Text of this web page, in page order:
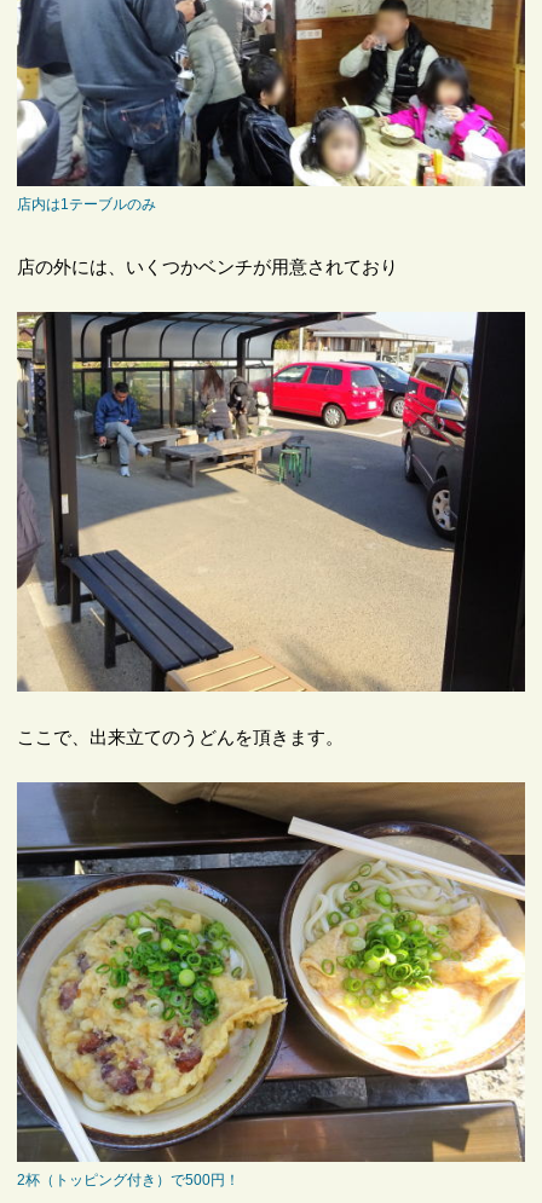
店内は1テーブルのみ
店の外には、いくつかベンチが用意されており
ここで、出来立てのうどんを頂きます。
2杯（トッピング付き）で500円！